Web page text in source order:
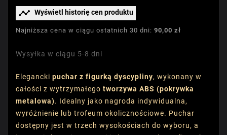
 Wyświetl historię cen produktu
Najniższa cena w ciągu ostatnich 30 dni: 90,00 zł
Wysyłka w ciągu 5-8 dni
Elegancki puchar z figurką dyscypliny, wykonany w
całości z wytrzymałego tworzywa ABS (pokrywka
metalowa). Idealny jako nagroda indywidualna,
wyróżnienie lub trofeum okolicznościowe. Puchar
dostępny jest w trzech wysokościach do wyboru, a